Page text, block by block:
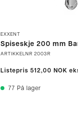
EXXENT
Spiseskje 200 mm
ARTIKKELNR 2003R
Listepris 512,00 NOK
77 På lager